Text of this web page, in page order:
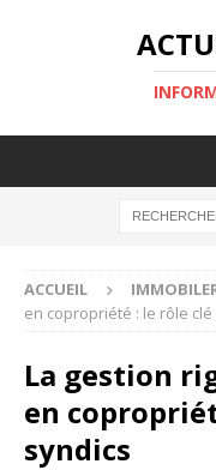
ACCUEIL
en copropriété : le rôle
La gestion
en
syndics